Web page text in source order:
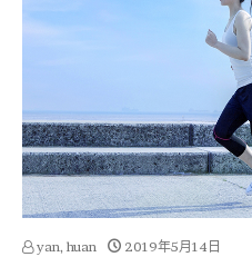
yan, huan 2019年5月14日